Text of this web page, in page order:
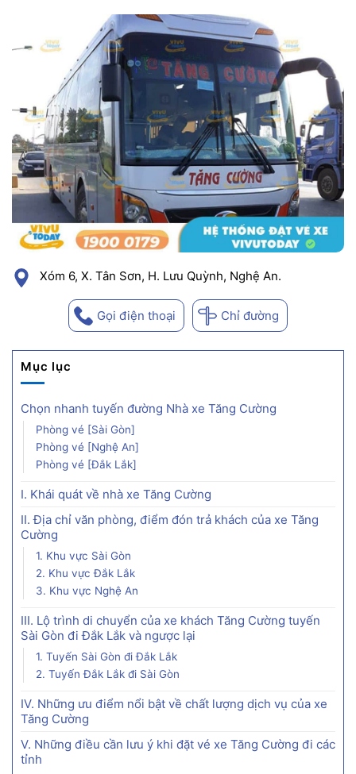
Xóm 6, X. Tân Sơn, H. Lưu Quỳnh, Nghệ An.
Gọi điện thoại Chỉ đường
Mục lục
Chọn nhanh tuyến đường Nhà xe Tăng Cường
Phòng vé [Sài Gòn]
Phòng vé [Nghệ An]
Phòng vé [Đắk Lắk]
I. Khái quát về nhà xe Tăng Cường
II. Địa chỉ văn phòng, điểm đón trả khách của xe Tăng
Cường
1. Khu vực Sài Gòn
2. Khu vực Đắk Lắk
3. Khu vực Nghệ An
III. Lộ trình di chuyển của xe khách Tăng Cường tuyến
Sài Gòn đi Đắk Lắk và ngược lại
1. Tuyến Sài Gòn đi Đắk Lắk
2. Tuyến Đắk Lắk đi Sài Gòn
IV. Những ưu điểm nổi bật về chất lượng dịch vụ của xe
Tăng Cường
V. Những điều cần lưu ý khi đặt vé xe Tăng Cường đi các
tỉnh